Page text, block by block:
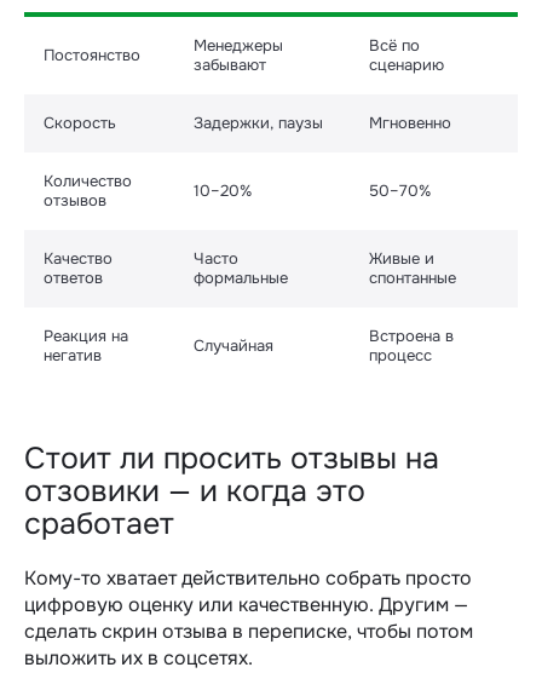
Постоянство
Менеджеры
забывают
Всё по
сценарию
Скорость Задержки, паузы Мгновенно
Количество
отзывов
10–20% 50–70%
Качество
ответов
Часто
формальные
Живые и
спонтанные
Реакция на
негатив
Случайная
Встроена в
процесс
Стоит ли просить отзывы на
отзовики — и когда это
сработает
Кому-то хватает действительно собрать просто
цифровую оценку или качественную. Другим —
сделать скрин отзыва в переписке, чтобы потом
выложить их в соцсетях.